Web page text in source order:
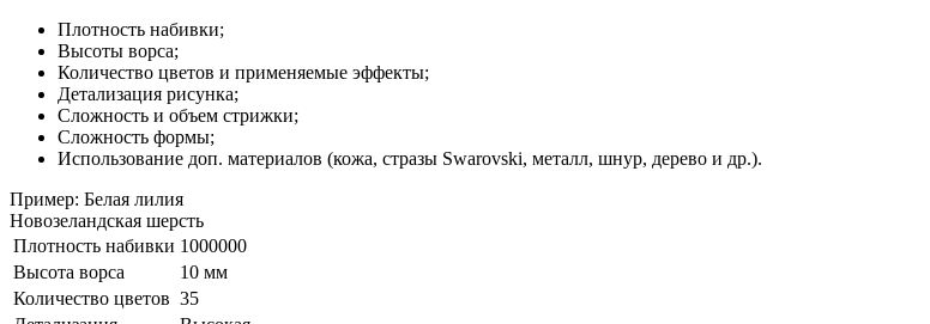
Плотность набивки;
Высоты ворса;
Количество цветов и применяемые эффекты;
Детализация рисунка;
Сложность и объем стрижки;
Сложность формы;
Использование доп. материалов (кожа, стразы Swarovski, металл, шнур, дерево и др.).
Пример: Белая лилия
Новозеландская шерсть
Плотность набивки 1000000
Высота ворса
10 мм
Количество цветов 35